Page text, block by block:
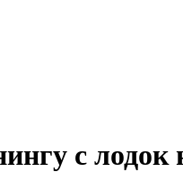
с лодок